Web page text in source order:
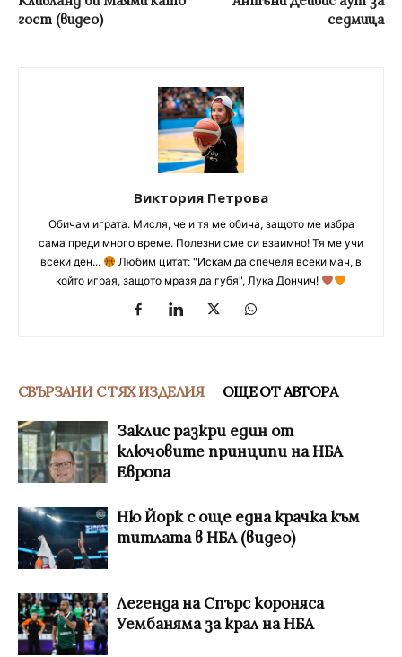
гост (видео)
седмица
Виктория Петрова
Обичам играта. Мисля, че и тя ме обича, защото ме избра
сама преди много време. Полезни сме си взаимно! Тя ме учи
всеки ден...
Любим цитат: "Искам да спечеля всеки мач, в
който играя, защото мразя да губя", Лука Дончич!
СВЪРЗАНИ С ТЯХ ИЗДЕЛИЯ ОЩЕ ОТ АВТОРА
Заклис разкри един от
ключовите принципи на НБА
Европа
Ню Йорк с още една крачка към
титлата в НБА (видео)
Легенда на Спърс короняса
Уембаняма за крал на НБА